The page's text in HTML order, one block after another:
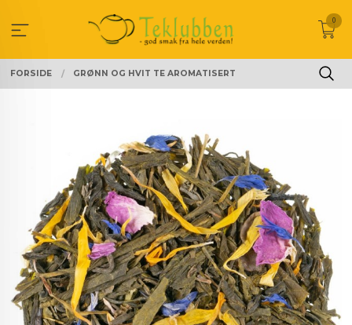
innholdet
0
FORSIDE GRØNN OG HVIT TE AROMATISERT